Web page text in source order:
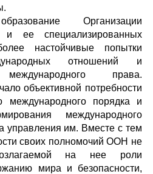
Организации
ее специализированных
настойчивые попытки
отношений и
международного права.
объективной потребности
международного порядка и
международного
управления им. Вместе с тем
своих полномочий ООН не
на нее роли
мира и безопасности,